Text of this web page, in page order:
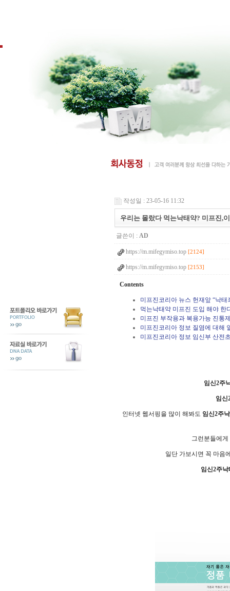
작성일 : 23-05-16 11:32
우리는 몰랐다 먹는낙태약? 미프진,
글쓴이 : AD
https://m.mifegymiso.top [2124]
https://m.mifegymiso.top [2153]
Contents
미프진코리아 뉴스 헌재앞 “낙
먹는낙태약 미프진 도입 해야 한
미프진 부작용과 복용가능 진통
미프진코리아 정보 질염에 대해
미프진코리아 정보 임신부 산전
임신2주
임신
인터넷 웹서핑을 많이 해봐도 임신2주
그런분들에
일단 가보시면 꼭 마음
임신2주